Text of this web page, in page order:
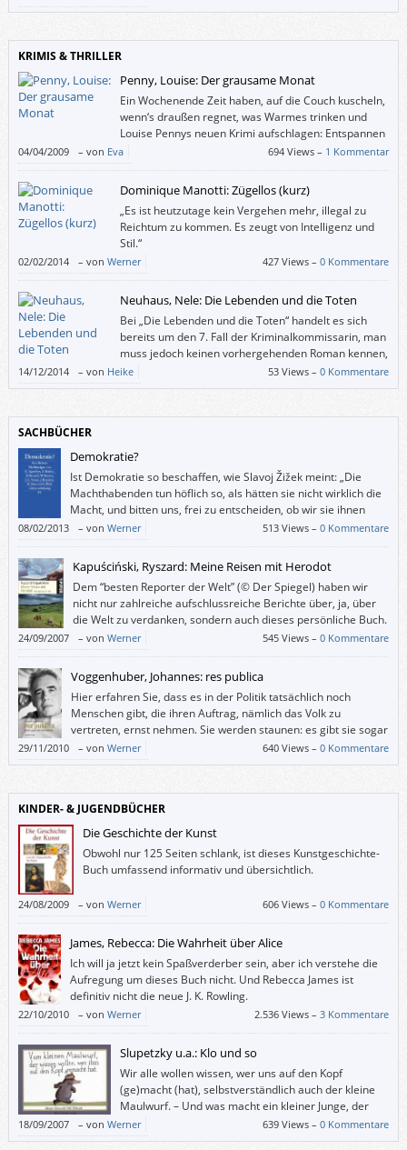
mit phantastischen Elementen angereicherte Geschichten in
KRIMIS & THRILLER
Penny, Louise: Der grausame Monat
Ein Wochenende Zeit haben, auf die Couch kuscheln,
wenn‘s draußen regnet, was Warmes trinken und
Louise Pennys neuen Krimi aufschlagen: Entspannen
kann so spannend sein.
04/04/2009 – von Eva 694 Views – 1 Kommentar
Dominique Manotti: Zügellos (kurz)
„Es ist heutzutage kein Vergehen mehr, illegal zu
Reichtum zu kommen. Es zeugt von Intelligenz und
Stil.“
02/02/2014 – von Werner 427 Views –0 Kommentare
Neuhaus, Nele: Die Lebenden und die Toten
Bei „Die Lebenden und die Toten“ handelt es sich
bereits um den 7. Fall der Kriminalkommissarin, man
muss jedoch keinen vorhergehenden Roman kennen,
um problemlos in die Geschichte einsteigen zu
können. Ich habe vor diesem Buch den Roman „Schneewittchen muss
Vorfreude auf den neuerschienenen Titel diesmal leider nicht erfüllt
wurde.
14/12/2014 – von Heike 53 Views –0 Kommentare
SACHBÜCHER
Demokratie?
Ist Demokratie so beschaffen, wie Slavoj Žižek meint: „Die
Machthabenden tun höflich so, als hätten sie nicht wirklich die
Macht, und bitten uns, frei zu entscheiden, ob wir sie ihnen
geben wollen“?
08/02/2013 – von Werner 513 Views –0 Kommentare
Kapuściński, Ryszard: Meine Reisen mit Herodot
Dem “besten Reporter der Welt” (© Der Spiegel) haben wir
nicht nur zahlreiche aufschlussreiche Berichte über, ja, über
die Welt zu verdanken, sondern auch dieses persönliche Buch.
24/09/2007 – von Werner 545 Views –0 Kommentare
Voggenhuber, Johannes: res publica
Hier erfahren Sie, dass es in der Politik tatsächlich noch
Menschen gibt, die ihren Auftrag, nämlich das Volk zu
vertreten, ernst nehmen. Sie werden staunen: es gibt sie sogar
im EU-Parlament.
29/11/2010 – von Werner 640 Views –0 Kommentare
KINDER- & JUGENDBÜCHER
Die Geschichte der Kunst
Obwohl nur 125 Seiten schlank, ist dieses Kunstgeschichte-
Buch umfassend informativ und übersichtlich.
24/08/2009 – von Werner 606 Views –0 Kommentare
James, Rebecca: Die Wahrheit über Alice
Ich will ja jetzt kein Spaßverderber sein, aber ich verstehe die
Aufregung um dieses Buch nicht. Und Rebecca James ist
definitiv nicht die neue J. K. Rowling.
22/10/2010 – von Werner 2.536 Views –3 Kommentare
Slupetzky u.a.: Klo und so
Wir alle wollen wissen, wer uns auf den Kopf
(ge)macht (hat), selbstverständlich auch der kleine
Maulwurf. – Und was macht ein kleiner Junge, der
schon allein aufs Klo gehen kann, wenn dieses (etwa
von seinem lesenden Bruder) viel zu lange okkupiert wird? Richtig: Er
18/09/2007 – von Werner 639 Views –0 Kommentare